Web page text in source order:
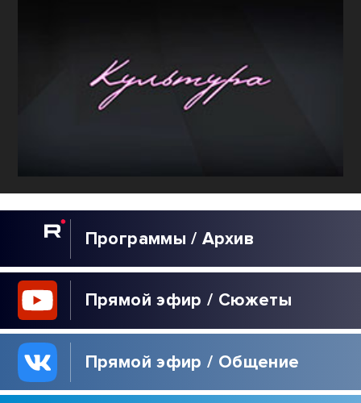
Программы / Архив
Прямой эфир / Сюжеты
Прямой эфир / Общение